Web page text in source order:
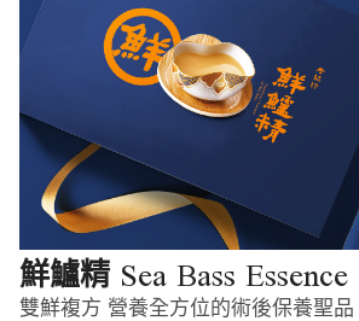
鮮鱸精 Sea Bass Essence
雙鮮複方 營養全方位的術後保養聖品